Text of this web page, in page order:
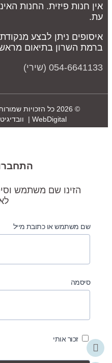
אין חנות פיזית. החנות
עת.
איסופים ניתן לבצע
ברמת השרון בתיאום
054-6641133 (שירי)
© 2026 כל הזכויות שמורות ל
WebDigital | וובדיגיטל – עיצוב ובניית אתרים
הזינו שם משתמש
שם משתמש או כתובת מייל
סיסמה
זכור אותי